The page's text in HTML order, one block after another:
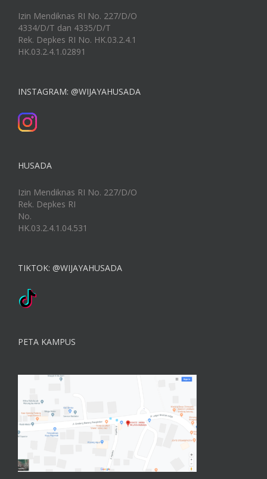
Izin Mendiknas RI No. 227/D/O
4334/D/T dan 4335/D/T
Rek. Depkes RI No. HK.03.2.4.1
HK.03.2.4.1.02891
INSTAGRAM: @WIJAYAHUSADA
HUSADA
Izin Mendiknas RI No. 227/D/O
Rek. Depkes RI
No.
HK.03.2.4.1.04.531
TIKTOK: @WIJAYAHUSADA
PETA KAMPUS